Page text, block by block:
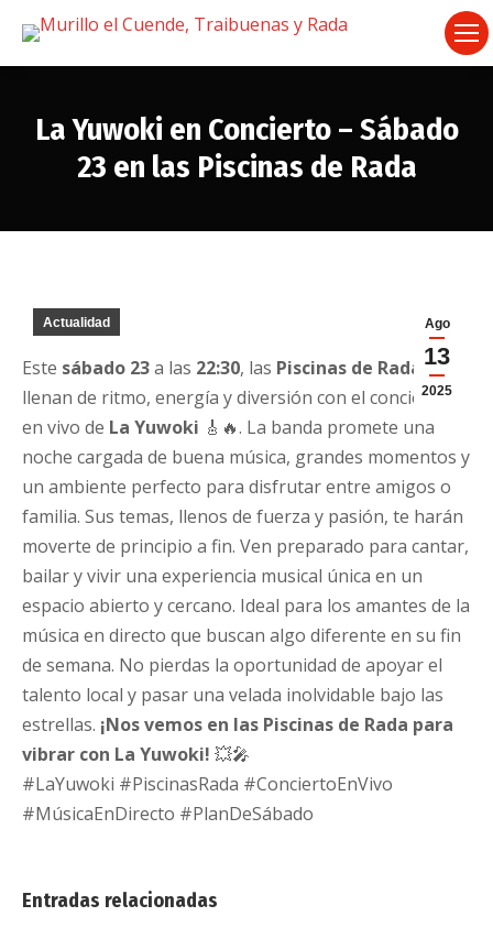
La Yuwoki en Concierto – Sábado
23 en las Piscinas de Rada
Ago
13
2025
Actualidad
Este sábado 23a las 22:30, las Piscinas de Rada se
llenan de ritmo, energía y diversión con el concierto
en vivo de La Yuwoki 🎸🔥. La banda promete una
noche cargada de buena música, grandes momentos y
un ambiente perfecto para disfrutar entre amigos o
familia. Sus temas, llenos de fuerza y pasión, te harán
moverte de principio a fin. Ven preparado para cantar,
bailar y vivir una experiencia musical única en un
espacio abierto y cercano. Ideal para los amantes de la
música en directo que buscan algo diferente en su fin
de semana. No pierdas la oportunidad de apoyar el
talento local y pasar una velada inolvidable bajo las
estrellas. ¡Nos vemos en las Piscinas de Rada para
vibrar con La Yuwoki! 💥🎤
#LaYuwoki #PiscinasRada #ConciertoEnVivo
#MúsicaEnDirecto #PlanDeSábado
Entradas relacionadas